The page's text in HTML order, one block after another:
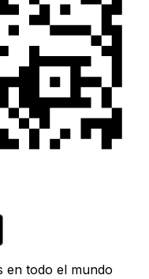
en todo el mundo